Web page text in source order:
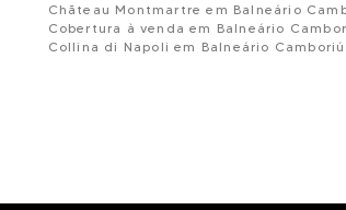
Chãteau Montmartre em Balneário
Cobertura à venda em Balneário
Collina di Napoli em Balneário Camboriú